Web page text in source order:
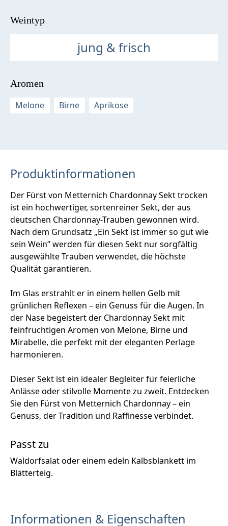
Weintyp
jung & frisch
Aromen
Melone
Birne Aprikose
Produktinformationen
Der Fürst von Metternich Chardonnay Sekt trocken
ist ein hochwertiger, sortenreiner Sekt, der aus
deutschen Chardonnay-Trauben gewonnen wird.
Nach dem Grundsatz „Ein Sekt ist immer so gut wie
sein Wein“ werden für diesen Sekt nur sorgfältig
ausgewählte Trauben verwendet, die höchste
Qualität garantieren.
Im Glas erstrahlt er in einem hellen Gelb mit
grünlichen Reflexen – ein Genuss für die Augen. In
der Nase begeistert der Chardonnay Sekt mit
feinfruchtigen Aromen von Melone, Birne und
Mirabelle, die perfekt mit der eleganten Perlage
harmonieren.
Dieser Sekt ist ein idealer Begleiter für feierliche
Anlässe oder stilvolle Momente zu zweit. Entdecken
Sie den Fürst von Metternich Chardonnay – ein
Genuss, der Tradition und Raffinesse verbindet.
Passt zu
Waldorfsalat oder einem edeln Kalbsblankett im
Blätterteig.
Informationen & Eigenschaften